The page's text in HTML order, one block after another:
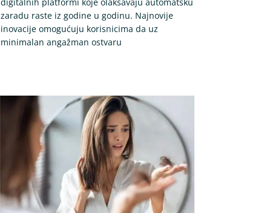
zaradu raste iz godine u godinu. Najnovije
inovacije omogućuju korisnicima da uz
minimalan angažman ostvaru